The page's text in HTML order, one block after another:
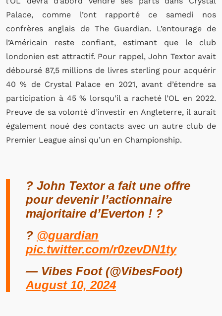
Palace, comme l’ont rapporté ce samedi nos
confrères anglais de The Guardian. L’entourage de
l’Américain reste confiant, estimant que le club
londonien est attractif. Pour rappel, John Textor avait
déboursé 87,5 millions de livres sterling pour acquérir
40 % de Crystal Palace en 2021, avant d’étendre sa
participation à 45 % lorsqu’il a racheté l’OL en 2022.
Preuve de sa volonté d’investir en Angleterre, il aurait
également noué des contacts avec un autre club de
Premier League ainsi qu’un en Championship.
? John Textor a fait une offre
pour devenir l’actionnaire
majoritaire d’Everton ! ?
?️ @guardian
pic.twitter.com/r0zevDN1ty
— Vibes Foot (@VibesFoot)
August 10, 2024